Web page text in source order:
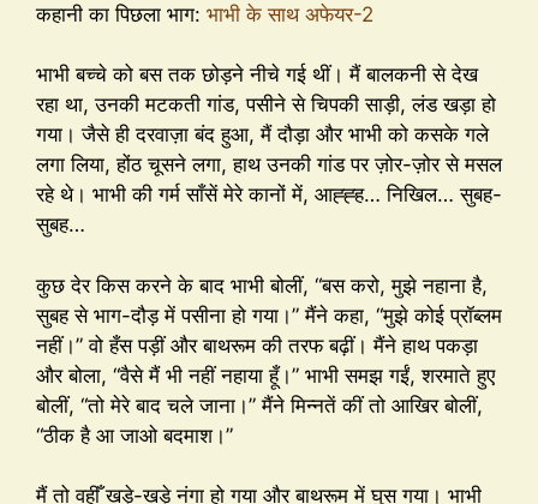
कहानी का पिछला भाग: भाभी के साथ अफेयर-2
भाभी बच्चे को बस तक छोड़ने नीचे गई थीं। मैं बालकनी से देख
रहा था, उनकी मटकती गांड, पसीने से चिपकी साड़ी, लंड खड़ा हो
गया। जैसे ही दरवाज़ा बंद हुआ, मैं दौड़ा और भाभी को कसके गले
लगा लिया, होंठ चूसने लगा, हाथ उनकी गांड पर ज़ोर-ज़ोर से मसल
रहे थे। भाभी की गर्म साँसें मेरे कानों में, आह्ह्ह… निखिल… सुबह-
सुबह…
कुछ देर किस करने के बाद भाभी बोलीं, “बस करो, मुझे नहाना है,
सुबह से भाग-दौड़ में पसीना हो गया।” मैंने कहा, “मुझे कोई प्रॉब्लम
नहीं।” वो हँस पड़ीं और बाथरूम की तरफ बढ़ीं। मैंने हाथ पकड़ा
और बोला, “वैसे मैं भी नहीं नहाया हूँ।” भाभी समझ गईं, शरमाते हुए
बोलीं, “तो मेरे बाद चले जाना।” मैंने मिन्नतें कीं तो आखिर बोलीं,
“ठीक है आ जाओ बदमाश।”
मैं तो वहीँ खड़े-खड़े नंगा हो गया और बाथरूम में घुस गया। भाभी